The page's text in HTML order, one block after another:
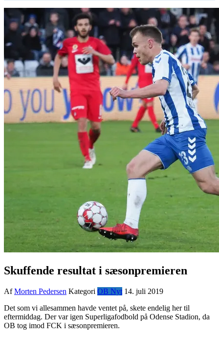
Skuffende resultat i sæsonpremieren
AfMorten Pedersen Kategori OB Nyt 14. juli 2019
Det som vi allesammen havde ventet på, skete endelig her til
eftermiddag. Der var igen Superligafodbold på Odense Stadion, da
OB tog imod FCK i sæsonpremieren.